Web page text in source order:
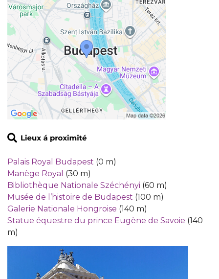
Palais Royal Budapest (0 m)
Manège Royal (30 m)
Bibliothèque Nationale Széchényi (60 m)
Musée de l’histoire de Budapest (100 m)
Galerie Nationale Hongroise (140 m)
Statue équestre du prince Eugène de Savoie (140
m)